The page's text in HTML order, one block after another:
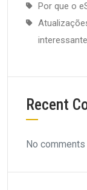
Por que o
Recent
No